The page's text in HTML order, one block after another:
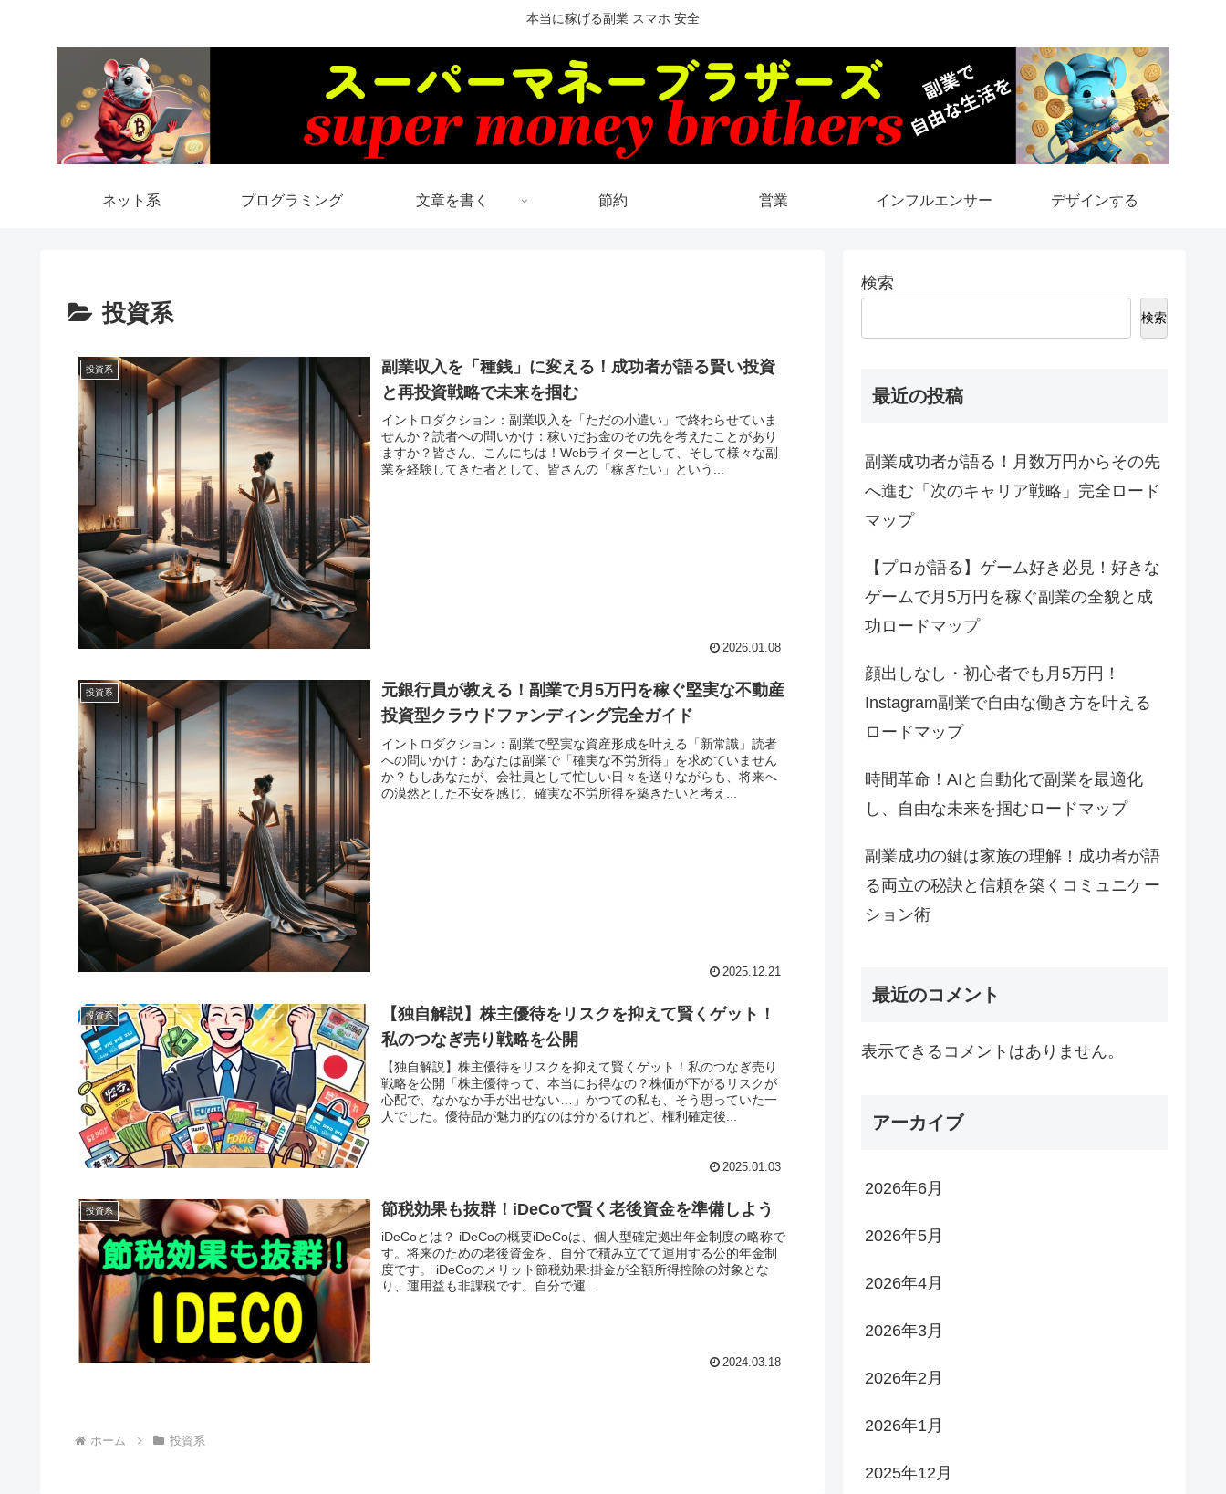
本当に稼げる副業 スマホ 安全
ネット系 プログラミング 文章を書く 節約 営業 インフルエンサー デザインする
投資系
投資系
副業収入を「種銭」に変える！成功者が語る賢い投資
と再投資戦略で未来を掴む
イントロダクション：副業収入を「ただの小遣い」で終わらせていま
せんか？読者への問いかけ：稼いだお金のその先を考えたことがあり
ますか？皆さん、こんにちは！Webライターとして、そして様々な副
業を経験してきた者として、皆さんの「稼ぎたい」という...
2026.01.08
投資系
元銀行員が教える！副業で月5万円を稼ぐ堅実な不動産
投資型クラウドファンディング完全ガイド
イントロダクション：副業で堅実な資産形成を叶える「新常識」読者
への問いかけ：あなたは副業で「確実な不労所得」を求めていません
か？もしあなたが、会社員として忙しい日々を送りながらも、将来へ
の漠然とした不安を感じ、確実な不労所得を築きたいと考え...
2025.12.21
投資系
【独自解説】株主優待をリスクを抑えて賢くゲット！
私のつなぎ売り戦略を公開
【独自解説】株主優待をリスクを抑えて賢くゲット！私のつなぎ売り
戦略を公開「株主優待って、本当にお得なの？株価が下がるリスクが
心配で、なかなか手が出せない…」かつての私も、そう思っていた一
人でした。優待品が魅力的なのは分かるけれど、権利確定後...
2025.01.03
投資系 節税効果も抜群！iDeCoで賢く老後資金を準備しよう
iDeCoとは？ iDeCoの概要iDeCoは、個人型確定拠出年金制度の略称で
す。将来のための老後資金を、自分で積み立てて運用する公的年金制
度です。 iDeCoのメリット節税効果:掛金が全額所得控除の対象とな
り、運用益も非課税です。自分で運...
2024.03.18
ホーム 投資系
検索
検索
最近の投稿
副業成功者が語る！月数万円からその先
へ進む「次のキャリア戦略」完全ロード
マップ
【プロが語る】ゲーム好き必見！好きな
ゲームで月5万円を稼ぐ副業の全貌と成
功ロードマップ
顔出しなし・初心者でも月5万円！
Instagram副業で自由な働き方を叶える
ロードマップ
時間革命！AIと自動化で副業を最適化
し、自由な未来を掴むロードマップ
副業成功の鍵は家族の理解！成功者が語
る両立の秘訣と信頼を築くコミュニケー
ション術
最近のコメント
表示できるコメントはありません。
アーカイブ
2026年6月
2026年5月
2026年4月
2026年3月
2026年2月
2026年1月
2025年12月